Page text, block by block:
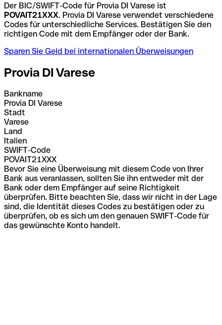
Der BIC/SWIFT-Code für Provia DI Varese ist
POVAIT21XXX. Provia DI Varese verwendet verschiedene
Codes für unterschiedliche Services. Bestätigen Sie den
richtigen Code mit dem Empfänger oder der Bank.
Sparen Sie Geld bei internationalen Überweisungen
Provia DI Varese
Bankname
Provia DI Varese
Stadt
Varese
Land
Italien
SWIFT-Code
POVAIT21XXX
Bevor Sie eine Überweisung mit diesem Code von Ihrer
Bank aus veranlassen, sollten Sie ihn entweder mit der
Bank oder dem Empfänger auf seine Richtigkeit
überprüfen. Bitte beachten Sie, dass wir nicht in der Lage
sind, die Identität dieses Codes zu bestätigen oder zu
überprüfen, ob es sich um den genauen SWIFT-Code für
das gewünschte Konto handelt.